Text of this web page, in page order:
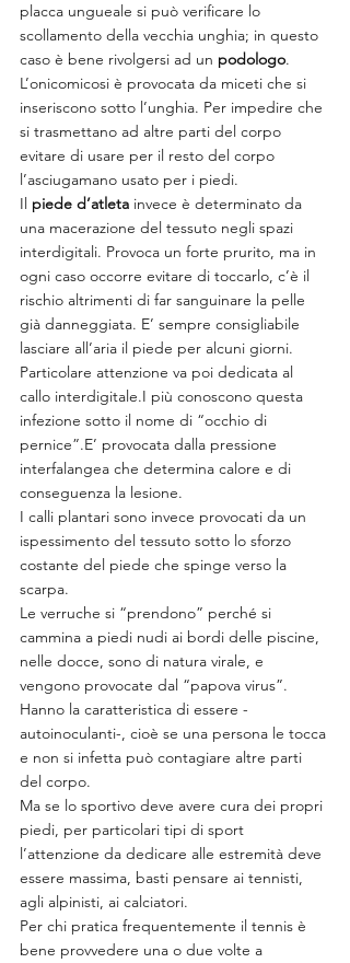
placca ungueale si può verificare lo
scollamento della vecchia unghia; in questo
caso è bene rivolgersi ad un podologo.
L’onicomicosi è provocata da miceti che si
inseriscono sotto l’unghia. Per impedire che
si trasmettano ad altre parti del corpo
evitare di usare per il resto del corpo
l’asciugamano usato per i piedi.
Il piede d’atleta invece è determinato da
una macerazione del tessuto negli spazi
interdigitali. Provoca un forte prurito, ma in
ogni caso occorre evitare di toccarlo, c’è il
rischio altrimenti di far sanguinare la pelle
già danneggiata. E’ sempre consigliabile
lasciare all’aria il piede per alcuni giorni.
Particolare attenzione va poi dedicata al
callo interdigitale.I più conoscono questa
infezione sotto il nome di “occhio di
pernice”.E’ provocata dalla pressione
interfalangea che determina calore e di
conseguenza la lesione.
I calli plantari sono invece provocati da un
ispessimento del tessuto sotto lo sforzo
costante del piede che spinge verso la
scarpa.
Le verruche si “prendono” perché si
cammina a piedi nudi ai bordi delle piscine,
nelle docce, sono di natura virale, e
vengono provocate dal “papova virus”.
Hanno la caratteristica di essere -
autoinoculanti-, cioè se una persona le tocca
e non si infetta può contagiare altre parti
del corpo.
Ma se lo sportivo deve avere cura dei propri
piedi, per particolari tipi di sport
l’attenzione da dedicare alle estremità deve
essere massima, basti pensare ai tennisti,
agli alpinisti, ai calciatori.
Per chi pratica frequentemente il tennis è
bene provvedere una o due volte a